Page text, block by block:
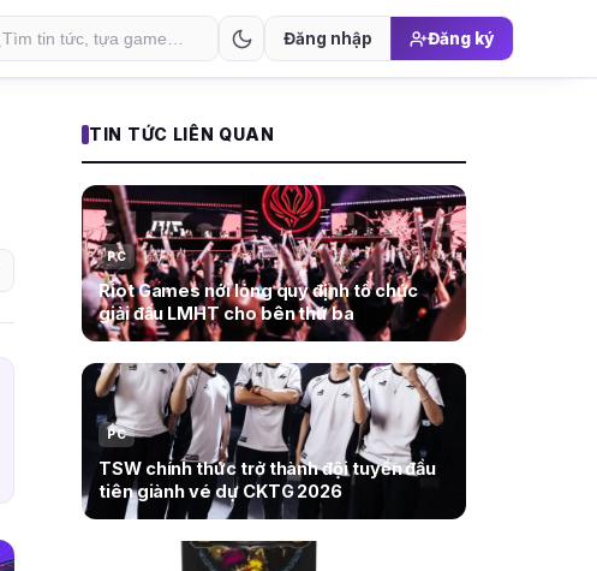
Đăng nhập Đăng ký
TIN TỨC LIÊN QUAN
PC
Riot Games nới lỏng quy định tổ chức
giải đấu LMHT cho bên thứ ba
PC
TSW chính thức trở thành đội tuyển đầu
tiên giành vé dự CKTG 2026